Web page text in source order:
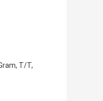
T/T,